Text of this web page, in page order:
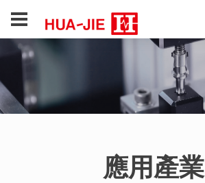
應用產業